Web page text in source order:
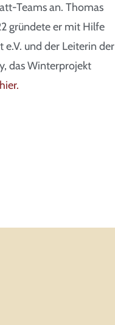
Teams an. Thomas
gründete er mit Hilfe
e.V. und der Leiterin der
das Winterprojekt